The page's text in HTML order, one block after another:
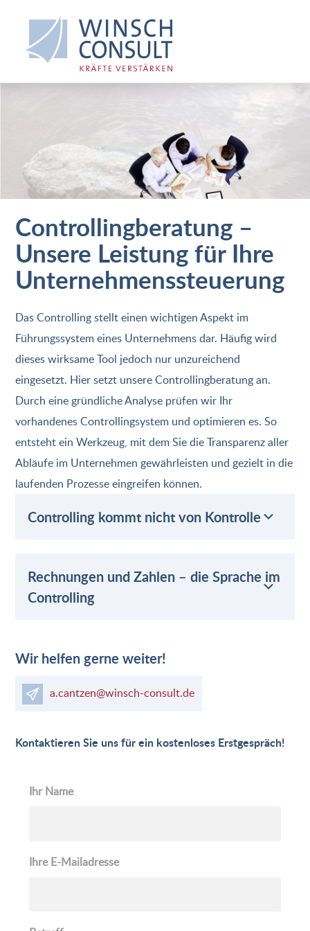
Controllingberatung –
Unsere Leistung für Ihre
Unternehmenssteuerung
Das Controlling stellt einen wichtigen Aspekt im
Führungssystem eines Unternehmens dar. Häufig wird
dieses wirksame Tool jedoch nur unzureichend
eingesetzt. Hier setzt unsere Controllingberatung an.
Durch eine gründliche Analyse prüfen wir Ihr
vorhandenes Controllingsystem und optimieren es. So
entsteht ein Werkzeug, mit dem Sie die Transparenz aller
Abläufe im Unternehmen gewährleisten und gezielt in die
laufenden Prozesse eingreifen können.
Controlling kommt nicht von Kontrolle
Rechnungen und Zahlen – die Sprache im
Controlling
Wir helfen gerne weiter!
a.cantzen@winsch-consult.de
Kontaktieren Sie uns für ein kostenloses Erstgespräch!
Ihr Name
Ihre E-Mailadresse